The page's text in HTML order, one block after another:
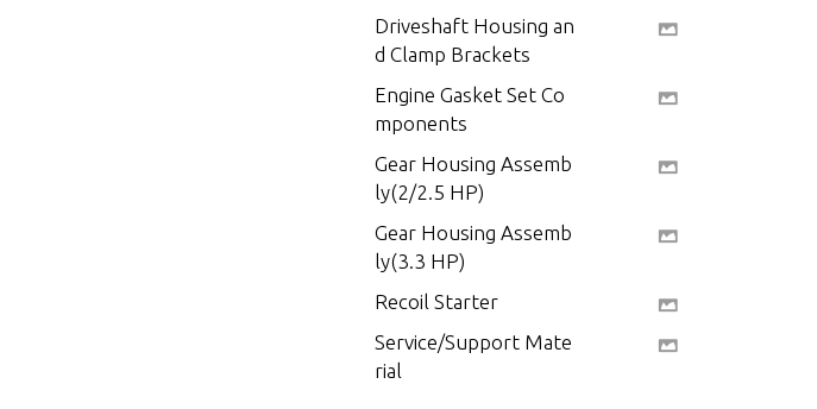
Driveshaft Housing an
d Clamp Brackets
Engine Gasket Set Co
mponents
Gear Housing Assemb
ly(2/2.5 HP)
Gear Housing Assemb
ly(3.3 HP)
Recoil Starter
Service/Support Mate
rial